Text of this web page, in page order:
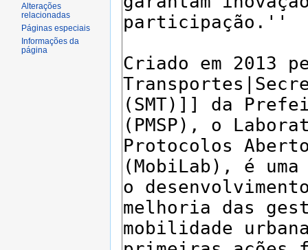
Alterações
relacionadas
Páginas especiais
Informações da
página